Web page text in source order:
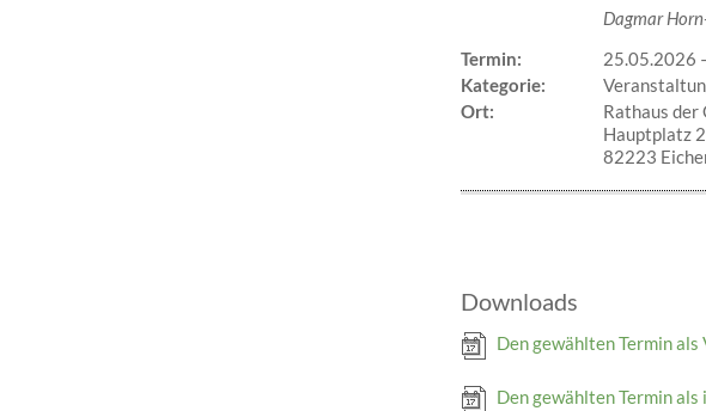
Dagmar
Termin:
25.05.2026
Kategorie:
Ort:
Rathaus der
Hauptplatz 2
82223
Downloads
Den gewählten Termin
Den gewählten Termin